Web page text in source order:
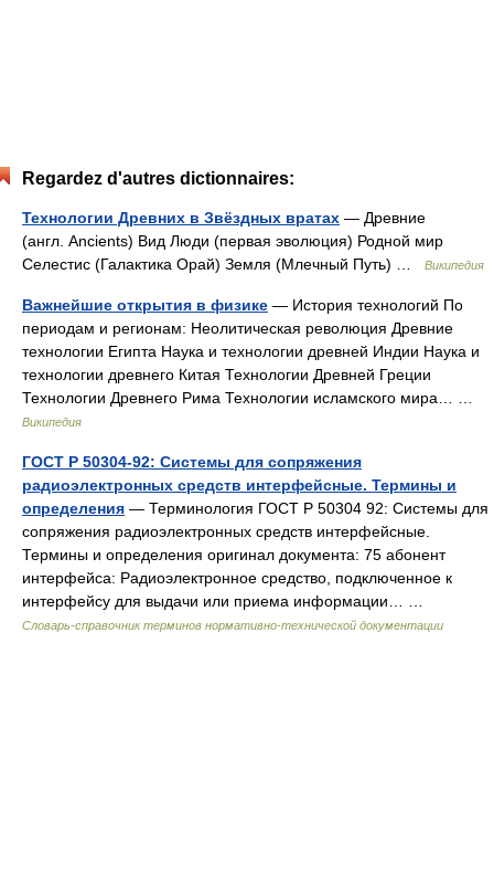
Regardez d'autres dictionnaires:
Технологии Древних в Звёздных вратах — Древние
(англ. Ancients) Вид Люди (первая эволюция) Родной мир
Селестис (Галактика Орай) Земля (Млечный Путь) …
Википедия
Важнейшие открытия в физике — История технологий По
периодам и регионам: Неолитическая революция Древние
технологии Египта Наука и технологии древней Индии Наука и
технологии древнего Китая Технологии Древней Греции
Технологии Древнего Рима Технологии исламского мира… …
Википедия
ГОСТ Р 50304-92: Системы для сопряжения
радиоэлектронных средств интерфейсные. Термины и
определения — Терминология ГОСТ Р 50304 92: Системы для
сопряжения радиоэлектронных средств интерфейсные.
Термины и определения оригинал документа: 75 абонент
интерфейса: Радиоэлектронное средство, подключенное к
интерфейсу для выдачи или приема информации… …
Словарь-справочник терминов нормативно-технической документации